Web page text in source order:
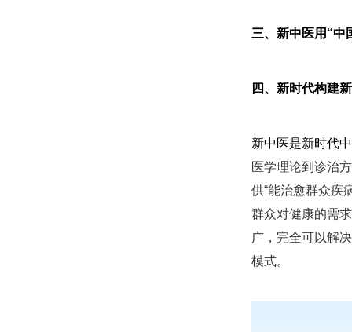
三、新中医用“中
四、新时代构建
新中医是新时代
医学理论到诊治
供“能治愈群众疾
群众对健康的需
广，完全可以解
模式。